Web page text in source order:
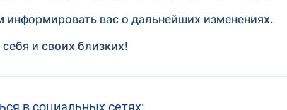
информировать вас о дальнейших изменениях.
себя и своих близких!
в социальных сетях: